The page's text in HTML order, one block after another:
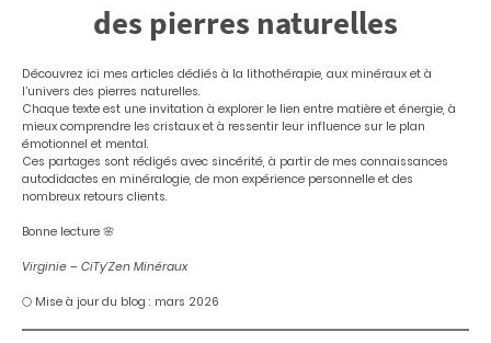
des pierres naturelles
Découvrez ici mes articles dédiés à la lithothérapie, aux minéraux et à
l’univers des pierres naturelles.
Chaque texte est une invitation à explorer le lien entre matière et énergie, à
mieux comprendre les cristaux et à ressentir leur influence sur le plan
émotionnel et mental.
Ces partages sont rédigés avec sincérité, à partir de mes connaissances
autodidactes en minéralogie, de mon expérience personnelle et des
nombreux retours clients.
Bonne lecture 🌸
Virginie – CiTy’Zen Minéraux
🌕 Mise à jour du blog : mars 2026